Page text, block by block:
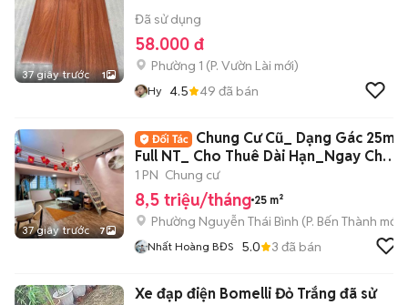
37 giây trước 1
Đã sử dụng
58.000 đ
Phường 1 (P. Vườn Lài mới)
Hy 4.5 49 đã bán
37 giây trước 7
Chung Cư Cũ_ Dạng Gác 25m2
Full NT_ Cho Thuê Dài Hạn_Ngay Chợ
BThanh
1 PN Chung cư
8,5 triệu/tháng 25 m²
Phường Nguyễn Thái Bình (P. Bến Thành mới)
Nhất Hoàng BĐS 5.0 3 đã bán
Xe đạp điện Bomelli Đỏ Trắng đã sử